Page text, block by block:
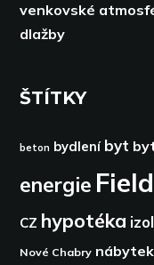
venkovské
dlažby
ŠTÍTKY
beton bydlení byt
energie
CZ hypotéka
Nové Chabry nábytek